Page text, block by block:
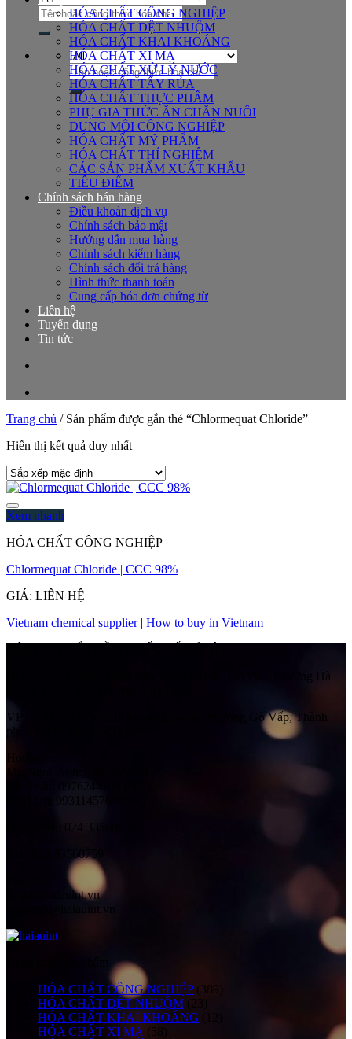
Tìm
kiếm:
Tìm
kiếm:
HÓA CHẤT CÔNG NGHIỆP
HÓA CHẤT DỆT NHUỘM
HÓA CHẤT KHAI KHOÁNG
HÓA CHẤT XI MẠ
HÓA CHẤT XỬ LÝ NƯỚC
HÓA CHẤT TẨY RỬA
HÓA CHẤT THỰC PHẨM
PHỤ GIA THỨC ĂN CHĂN NUÔI
DUNG MÔI CÔNG NGHIỆP
HÓA CHẤT MỸ PHẨM
HÓA CHẤT THÍ NGHIỆM
CÁC SẢN PHẨM XUẤT KHẨU
TIÊU ĐIỂM
Chính sách bán hàng
Điều khoản dịch vụ
Chính sách bảo mật
Hướng dẫn mua hàng
Chính sách kiểm hàng
Chính sách đổi trả hàng
Hình thức thanh toán
Cung cấp hóa đơn chứng từ
Liên hệ
Tuyển dụng
Tin tức
Trang chủ /Sản phẩm được gắn thẻ “Chlormequat Chloride”
Hiển thị kết quả duy nhất
Xem nhanh
HÓA CHẤT CÔNG NGHIỆP
Chlormequat Chloride | CCC 98%
GIÁ: LIÊN HỆ
Vietnam chemical supplier| How to buy in Vietnam
Số 41 Ngách 58 Ngõ 108, Đường Trần Phú, Phường Hà
VP HCM:
Số 525/1/10H Quang Trung, Phường Gò Vấp, Thành
phố Hồ Chí Minh, Việt Nam
Hotline:
Mr. Ngọc Anh: 0983565628
Mr. Tuấn: 0976244181 (HN)
Mr. Lâm: 0931145765 (SG)
024 33560759
haiau@haiauint.vn
HÓA CHẤT CÔNG NGHIỆP (389)
HÓA CHẤT DỆT NHUỘM (23)
HÓA CHẤT KHAI KHOÁNG
HÓA CHẤT XI MẠ (58)